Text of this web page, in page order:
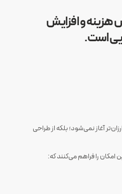
و افزایش
است.
آغاز نمی‌شود؛ بلکه از طراحی
را فراهم می‌کنند که: